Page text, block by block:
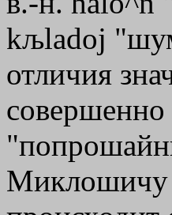
kљladoj
отличия
совершенно
Миклошичу